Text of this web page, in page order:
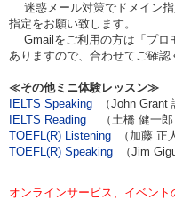
迷惑メール対策でドメイン
指定をお願い致します。
Gmailをご利用の方は「プロ
ありますので、合わせてご確認
≪その他ミニ体験レッスン≫
IELTS Speaking （John Grant
IELTS Reading （土橋 健一郎
TOEFL(R) Listening （加藤 正
TOEFL(R) Speaking （Jim
オンラインサービス、イベン